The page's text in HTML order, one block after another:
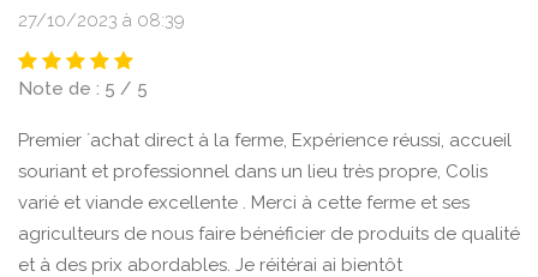
27/10/2023 à 08:39
Note de : 5 / 5
Premier ´achat direct à la ferme, Expérience réussi, accueil
souriant et professionnel dans un lieu très propre, Colis
varié et viande excellente . Merci à cette ferme et ses
agriculteurs de nous faire bénéficier de produits de qualité
et à des prix abordables. Je réitérai ai bientôt